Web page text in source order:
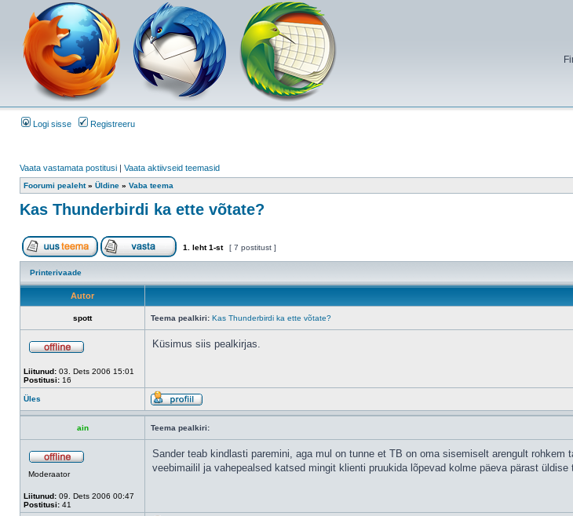
Logi sisse Registreeru
Vaata vastamata postitusi | Vaata aktiivseid teemasid
Foorumi pealeht» Üldine » Vaba teema
Kas Thunderbirdi ka ette võtate?
1 . leht1-st [ 7 postitust ]
Printerivaade
Autor
spott Teema pealkiri: Kas Thunderbirdi ka ette võtate?
Liitunud: 03. Dets 2006 15:01
Postitusi: 16
Küsimus siis pealkirjas.
Üles
ain Teema pealkiri:
Moderaator
Liitunud: 09. Dets 2006 00:47
Postitusi: 41
Sander teab kindlasti paremini, aga mul on tunne et TB on oma sisemiselt arengult
veebimailil ja vahepealsed katsed mingit klienti pruukida lõpevad kolme päeva pärast üldise